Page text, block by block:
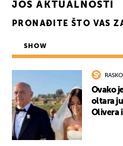
JOŠ AKTUALNOSTI
PRONAĐITE ŠTO VAS
SHOW
Ovako
oltara
Olivera